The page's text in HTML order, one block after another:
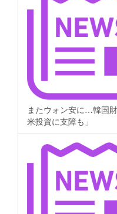
またウォン安に…韓国
米投資に支障も」